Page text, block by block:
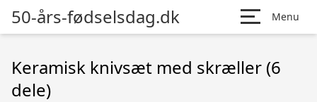
50-års-fødselsdag.dk Menu
Keramisk knivsæt med skræller (6
dele)